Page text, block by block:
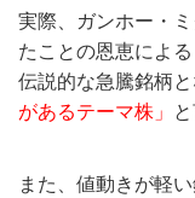
実際、ガンホー・
たことの恩恵によ
伝説的な急騰銘柄
があるテーマ株」
また、値動きが軽